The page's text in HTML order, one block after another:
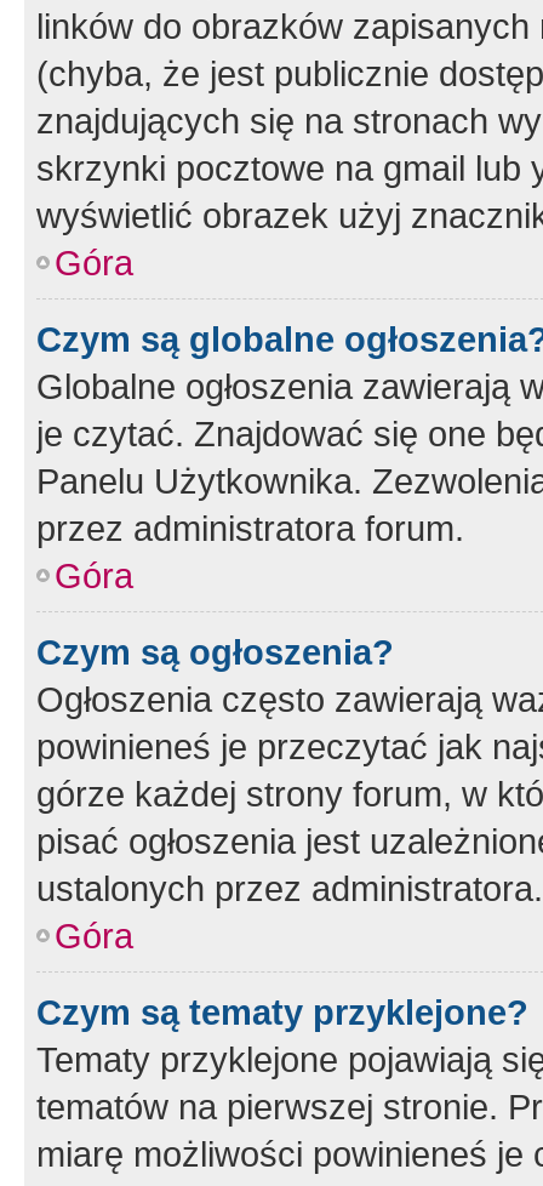
linków do obrazków
(chyba, że jest publicznie
znajdujących się na stronach
skrzynki pocztowe na gmail lub
wyświetlić obrazek użyj
Góra
Czym są globalne
Globalne ogłoszenia zawierają
je czytać. Znajdować się one
Panelu Użytkownika.
przez administratora forum.
Góra
Czym są ogłoszenia?
Ogłoszenia często zawierają
powinieneś je przeczytać jak
górze każdej strony forum, w
pisać ogłoszenia jest
ustalonych przez administratora.
Góra
Czym są tematy przyklejone?
Tematy przyklejone pojawiają
tematów na pierwszej stronie.
miarę możliwości powinieneś je